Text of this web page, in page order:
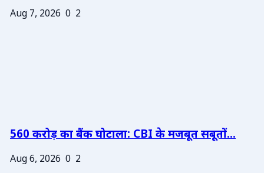
Aug 7, 2026 0 2
560 करोड़ का बैंक घोटाला: CBI के मजबूत सबूतों...
Aug 6, 2026 0 2